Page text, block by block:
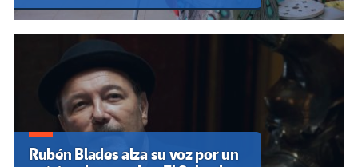
Rubén Blades alza su voz por un